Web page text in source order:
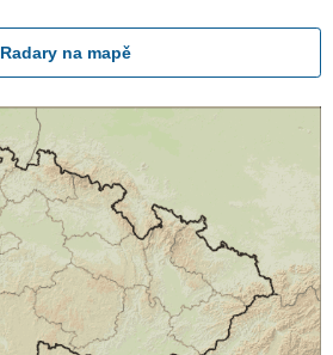
Radary na mapě